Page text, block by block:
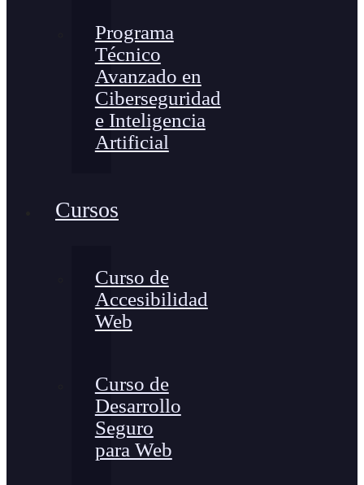
Programa
Técnico
Avanzado en
Ciberseguridad
e Inteligencia
Artificial
Cursos
Curso de
Accesibilidad
Web
Curso de
Desarrollo
Seguro
para Web